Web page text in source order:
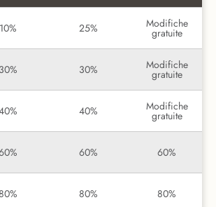
10% 25% Modifiche
gratuite
30% 30% Modifiche
gratuite
40% Modifiche
gratuite
60% 60%
80% 80%